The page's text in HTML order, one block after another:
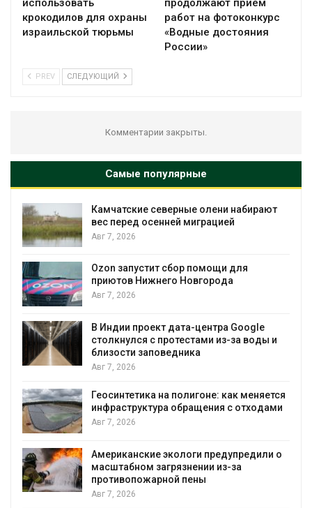
использовать
крокодилов для охраны
израильской тюрьмы
продолжают приём
работ на фотоконкурс
«Водные достояния
России»
PREV СЛЕДУЮЩИЙ
Комментарии закрыты.
Самые популярные
Камчатские северные олени набирают
вес перед осенней миграцией
Авг 7, 2026
Ozon запустит сбор помощи для
приютов Нижнего Новгорода
Авг 7, 2026
В Индии проект дата-центра Google
столкнулся с протестами из-за воды и
близости заповедника
Авг 7, 2026
Геосинтетика на полигоне: как меняется
инфраструктура обращения с отходами
Авг 7, 2026
Американские экологи предупредили о
масштабном загрязнении из-за
противопожарной пены
Авг 7, 2026